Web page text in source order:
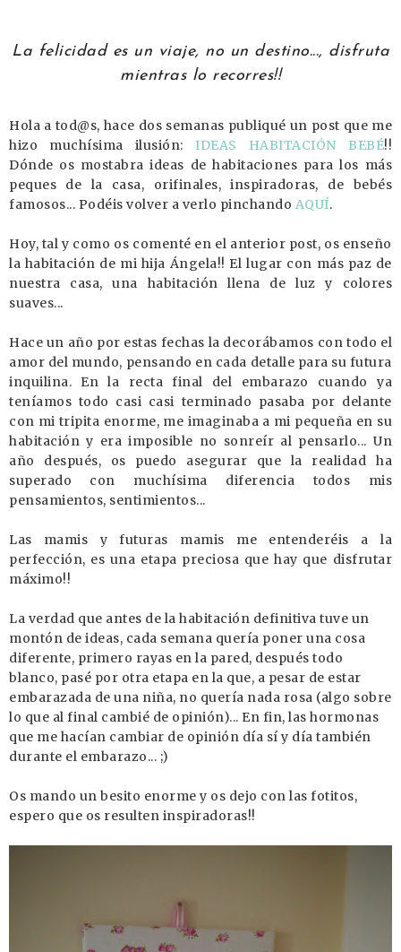
La felicidad es un viaje, no un destino..., disfruta
mientras lo recorres!!
Hola a tod@s, hace dos semanas publiqué un post que me
hizo muchísima ilusión:IDEAS HABITACIÓN BEBÉ!!
Dónde os mostabra ideas de habitaciones para los más
peques de la casa, orifinales, inspiradoras, de bebés
famosos... Podéis volver a verlo pinchando AQUÍ.
Hoy, tal y como os comenté en el anterior post, os enseño
la habitación de mi hija Ángela!! El lugar con más paz de
nuestra casa, una habitación llena de luz y colores
suaves...
Hace un año por estas fechas la decorábamos con todo el
amor del mundo, pensando en cada detalle para su futura
inquilina. En la recta final del embarazo cuando ya
teníamos todo casi casi terminado pasaba por delante
con mi tripita enorme, me imaginaba a mi pequeña en su
habitación y era imposible no sonreír al pensarlo... Un
año después, os puedo asegurar que la realidad ha
superado con muchísima diferencia todos mis
pensamientos, sentimientos...
Las mamis y futuras mamis me entenderéis a la
perfección, es una etapa preciosa que hay que disfrutar
máximo!!
La verdad que antes de la habitación definitiva tuve un
montón de ideas, cada semana quería poner una cosa
diferente, primero rayas en la pared, después todo
blanco, pasé por otra etapa en la que, a pesar de estar
embarazada de una niña, no quería nada rosa (algo sobre
lo que al final cambié de opinión)... En fin, las hormonas
que me hacían cambiar de opinión día sí y día también
durante el embarazo... ;)
Os mando un besito enorme y os dejo con las fotitos,
espero que os resulten inspiradoras!!